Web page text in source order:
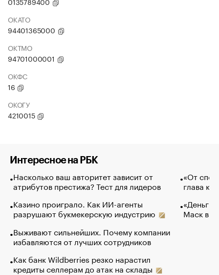
ОКАТО
94401365000
ОКТМО
94701000001
ОКФС
16
ОКОГУ
4210015
Интересное на РБК
Насколько ваш авторитет зависит от
атрибутов престижа? Тест для лидеров
Казино проиграло. Как ИИ-агенты
разрушают букмекерскую индустрию
Выживают сильнейших. Почему компании
избавляются от лучших сотрудников
Как банк Wildberries резко нарастил
кредиты селлерам до атак на склады
«От
глава
«Деньги
Маск в